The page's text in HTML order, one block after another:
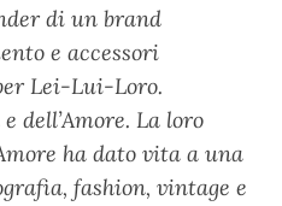
di un brand
e accessori
Lei-Lui-Loro.
dell’Amore. La loro
ha dato vita a una
fashion, vintage e